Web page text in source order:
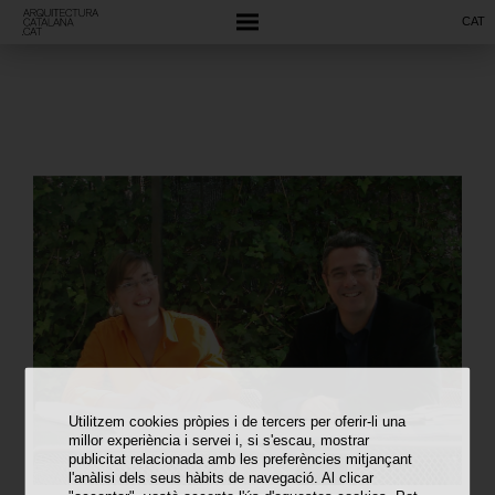
Utilitzem cookies pròpies i de tercers per oferir-li una
millor experiència i servei i, si s'escau, mostrar
publicitat relacionada amb les preferències mitjançant
l'anàlisi dels seus hàbits de navegació. Al clicar
CAT